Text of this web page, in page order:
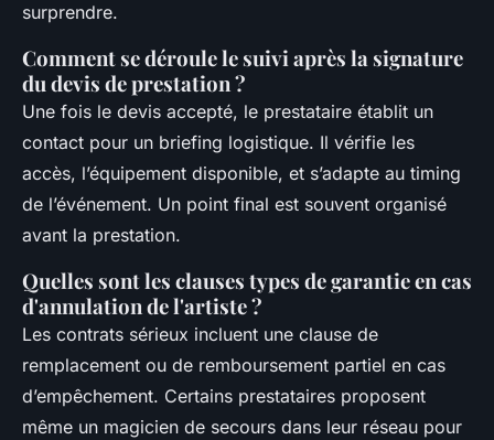
surprendre.
Comment se déroule le suivi après la signature
du devis de prestation ?
Une fois le devis accepté, le prestataire établit un
contact pour un briefing logistique. Il vérifie les
accès, l’équipement disponible, et s’adapte au timing
de l’événement. Un point final est souvent organisé
avant la prestation.
Quelles sont les clauses types de garantie en cas
d'annulation de l'artiste ?
Les contrats sérieux incluent une clause de
remplacement ou de remboursement partiel en cas
d’empêchement. Certains prestataires proposent
même un magicien de secours dans leur réseau pour